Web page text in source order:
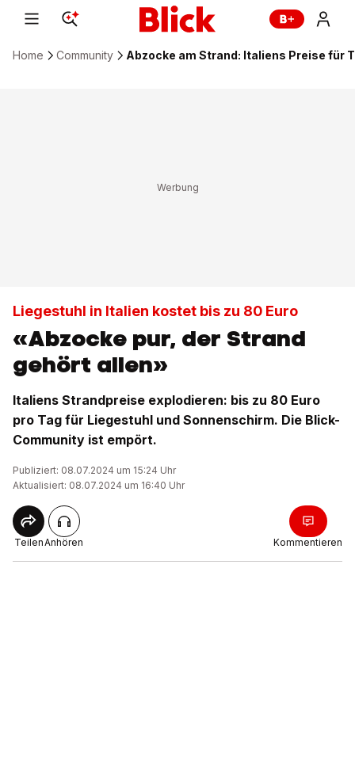
Home Community Abzocke am Strand: Italiens Preise für
Liegestuhl in Italien kostet bis zu 80 Euro
«Abzocke pur, der Strand
gehört allen»
Italiens Strandpreise explodieren: bis zu 80 Euro
pro Tag für Liegestuhl und Sonnenschirm. Die Blick-
Community ist empört.
Publiziert: 08.07.2024 um 15:24 Uhr
Aktualisiert: 08.07.2024 um 16:40 Uhr
TeilenAnhören Kommentieren